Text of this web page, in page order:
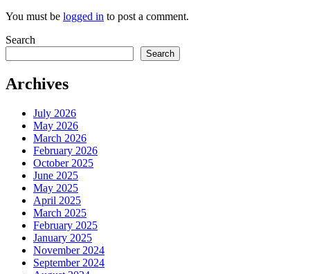
You must be logged in to post a comment.
Search
Search
Archives
July 2026
May 2026
March 2026
February 2026
October 2025
June 2025
May 2025
April 2025
March 2025
February 2025
January 2025
November 2024
September 2024